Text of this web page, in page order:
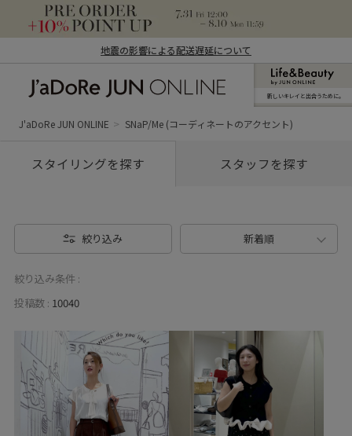
地震の影響による配送遅延について
ン オンライン）
新しいキレイと出合うために。
J'aDoRe JUN ONLINE SNaP/Me (コーディネートのアクセント)
スタイリングを探す スタッフを探す
絞り込み 新着順
絞り込み条件 :
投稿数 : 10040